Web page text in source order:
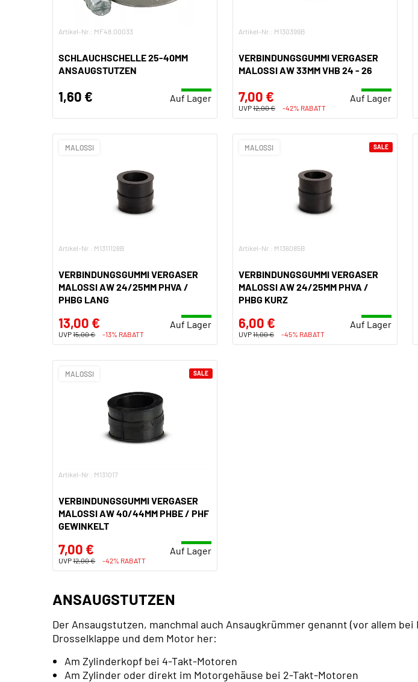
Artikel-Nr.: MF48.00033
SCHLAUCHSCHELLE 25-40MM
ANSAUGSTUTZEN
1,60 € Auf Lager
Artikel-Nr.: M130399B
VERBINDUNGSGUMMI VERGASER
MALOSSI AW 33MM VHB 24 - 26
7,00 € Auf Lager
UVP12,00 € -42% RABATT
MALOSSI
Artikel-Nr.: M1311128B
VERBINDUNGSGUMMI VERGASER
MALOSSI AW 24/25MM PHVA /
PHBG LANG
13,00 € Auf Lager
UVP15,00 € -13% RABATT
MALOSSI
Artikel-Nr.: M136085B
VERBINDUNGSGUMMI VERGASER
MALOSSI AW 24/25MM PHVA /
PHBG KURZ
6,00 € Auf Lager
UVP11,00 € -45% RABATT
SALE
MALOSSI
Artikel-Nr.: M131017
VERBINDUNGSGUMMI VERGASER
MALOSSI AW 40/44MM PHBE / PHF
GEWINKELT
7,00 € Auf Lager
UVP12,00 € -42% RABATT
SALE
ANSAUGSTUTZEN
Der Ansaugstutzen, manchmal auch Ansaugkrümmer genannt (vor allem
Drosselklappe und dem Motor her:
Am Zylinderkopf bei 4-Takt-Motoren
Am Zylinder oder direkt im Motorgehäuse bei 2-Takt-Motoren